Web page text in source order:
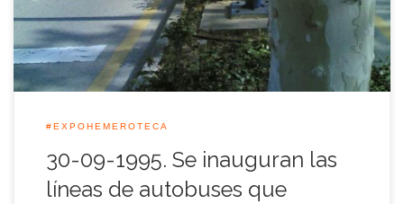
de Tussam […]
#EXPOHEMEROTECA
30-09-1995. Se inauguran las
líneas de autobuses que